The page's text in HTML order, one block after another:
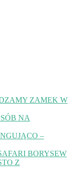
ZAMEK W
NA
–
BORYSEW
Z